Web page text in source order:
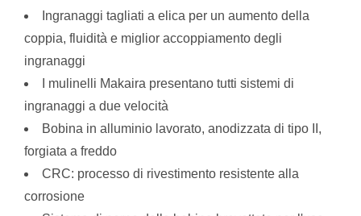
Ingranaggi tagliati a elica per un aumento della
coppia, fluidità e miglior accoppiamento degli
ingranaggi
I mulinelli Makaira presentano tutti sistemi di
ingranaggi a due velocità
Bobina in alluminio lavorato, anodizzata di tipo II,
forgiata a freddo
CRC: processo di rivestimento resistente alla
corrosione